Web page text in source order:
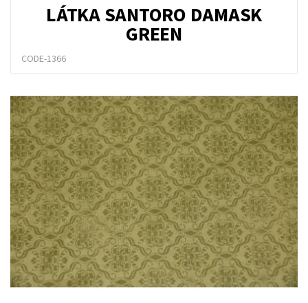
LÁTKA SANTORO DAMASK
GREEN
CODE-1366